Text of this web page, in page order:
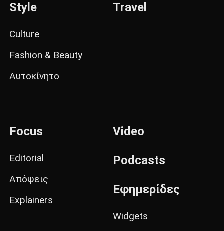
Style
Culture
Fashion & Beauty
Αυτοκίνητο
Travel
Focus
Editorial
Απόψεις
Explainers
Video
Podcasts
Εφημερίδες
Widgets